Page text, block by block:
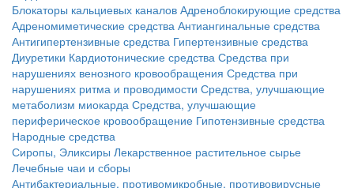
Блокаторы кальциевых каналов Адреноблокирующие средства
Адреномиметические средства Антиангинальные средства
Антигипертензивные средства Гипертензивные средства
Диуретики Кардиотонические средства Средства при
нарушениях венозного кровообращения Средства при
нарушениях ритма и проводимости Средства, улучшающие
метаболизм миокарда Средства, улучшающие
периферическое кровообращение Гипотензивные средства
Народные средства
Сиропы, Эликсиры Лекарственное растительное сырье
Лечебные чаи и сборы
Антибактериальные, противомикробные, противовирусные